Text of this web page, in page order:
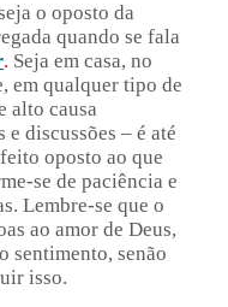
o oposto da
quando se fala
. Seja em casa, no
em qualquer tipo de
alto causa
discussões – é até
oposto ao que
se de paciência e
Lembre-se que o
ao amor de Deus,
sentimento, senão
isso.